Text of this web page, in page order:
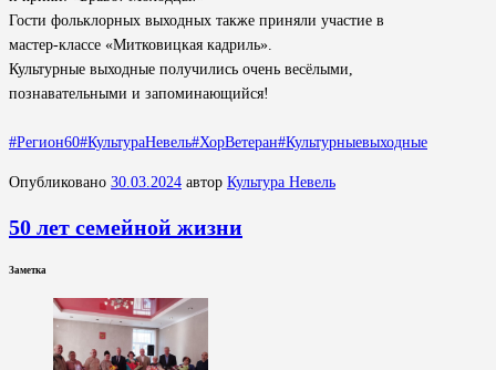
Гости фольклорных выходных также приняли участие в
мастер-классе «Митковицкая кадриль».
Культурные выходные получились очень весёлыми,
познавательными и запоминающийся!
#Регион60#КультураНевель#ХорВетеран#Культурныевыходные
Опубликовано 30.03.2024 автор Культура Невель
50 лет семейной жизни
Заметка